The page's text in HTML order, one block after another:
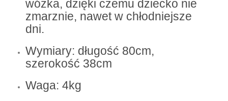
wózka, dzięki czemu dziecko nie
zmarznie, nawet w chłodniejsze
dni.
Wymiary: długość 80cm,
szerokość 38cm
Waga: 4kg